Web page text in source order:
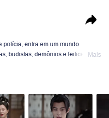
polícia, entra em um mundo
budistas, demônios e feiticeiros.
destino e, assim, se torna um
Mais